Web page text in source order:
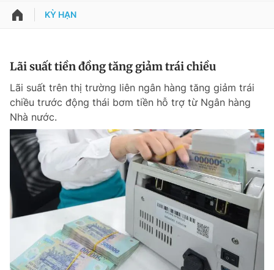
QUẢNG CÁO
Chuyên mục
Chuyên mục khác
Chào ngày mới Tin 24h
Tin thị trường Tin 360
Magazine
Thông tin tài khoản
Đổi mật khẩu
Tin đã lưu
Tin đã xem
Đăng xuất
KỲ HẠN
Lãi suất tiền đồng tăng giảm trái chiều
Lãi suất trên thị trường liên ngân hàng tăng giảm trái
chiều trước động thái bơm tiền hỗ trợ từ Ngân hàng
Nhà nước.